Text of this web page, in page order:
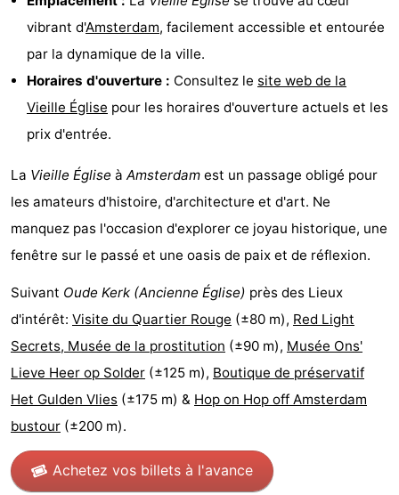
du
Hollande
Pratiques
en
Route
Centrale
Schiphol
Eindhoven
Stationnement
Astuces
pour
Adresses
vibrant d'Amsterdam, facilement accessible et entourée
par la dynamique de la ville.
Horaires d'ouverture : Consultez le site web de la
Vieille Église pour les horaires d'ouverture actuels et les
prix d'entrée.
La Vieille Église à Amsterdam est un passage obligé pour
les amateurs d'histoire, d'architecture et d'art. Ne
manquez pas l'occasion d'explorer ce joyau historique, une
fenêtre sur le passé et une oasis de paix et de réflexion.
Suivant Oude Kerk (Ancienne Église) près des Lieux
d'intérêt: Visite du Quartier Rouge (±80 m), Red Light
Secrets, Musée de la prostitution (±90 m), Musée Ons'
Lieve Heer op Solder (±125 m), Boutique de préservatif
Het Gulden Vlies (±175 m) & Hop on Hop off Amsterdam
bustour (±200 m).
Achetez vos billets à l'avance